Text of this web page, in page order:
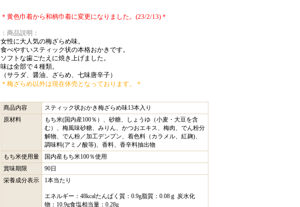
＊黄色巾着から和柄巾着に変更になりました。(23/2/13)＊
：商品説明：
女性に大人気の梅ざらめ味。
食べやすいスティック状の本格おかきです。
ソフトな歯ごたえに焼き上げました。
味は全部で４種類。
（サラダ、醤油、ざらめ、七味唐辛子）
＊梅ざらめ以外は現在休売となっております。＊
商品内容
スティック状おかき梅ざらめ味13本入り
原材料
もち米(国内産100％）、砂糖、しょうゆ（小麦・大豆を含
む）、梅風味砂糖、みりん、かつおエキス、梅肉、でん粉分
解物、でん粉／加工デンプン、着色料（カラメル、紅麹)、
調味料(アミノ酸等)、香料、香辛料抽出物
もち米使用量
国内産もち米100％使用
賞味期限
90日
栄養成分表示
1本当たり
エネルギー：48kcalたんぱく質：0.9g脂質：0.08ｇ 炭水化
物：10.9g食塩相当量：0.28g